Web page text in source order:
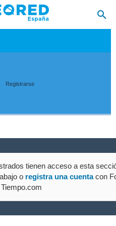
Registrarse
tienen acceso a esta
o registra una cuentacon
Tiempo.com